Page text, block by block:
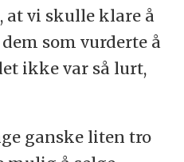
at vi skulle klare å
som vurderte å
ikke var så lurt,
ganske liten tro